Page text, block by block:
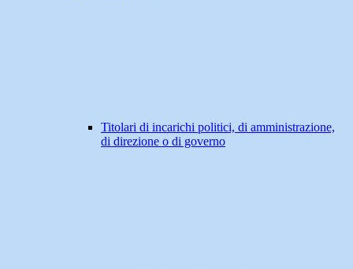
Titolari di incarichi politici, di amministrazione,
di direzione o di governo